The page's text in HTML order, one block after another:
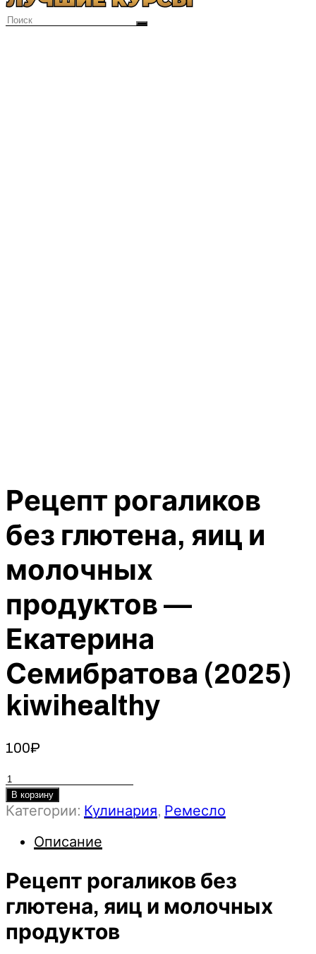
Рецепт рогаликов
без глютена, яиц и
молочных
продуктов —
Екатерина
Семибратова (2025)
kiwihealthy
100₽
Количество
товара
Рецепт
без
яиц
молочных
продуктов
В корзину
Категории: Кулинария, Ремесло
Описание
Рецепт рогаликов без
глютена, яиц и молочных
продуктов